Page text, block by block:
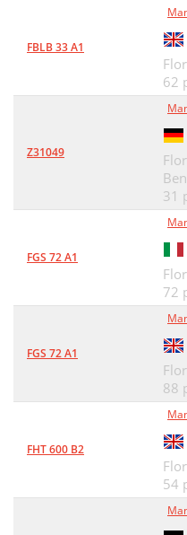
FBLB 33 A1
62
Z31049
31
FGS 72 A1
72
FGS 72 A1
88
FHT 600 B2
54